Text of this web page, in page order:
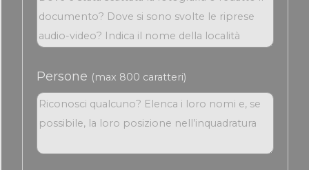
Persone (max 800 caratteri)